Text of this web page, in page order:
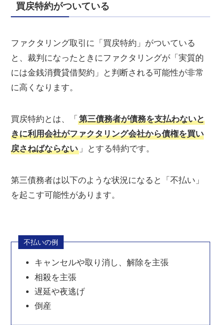
買戻特約がついている
ファクタリング取引に「買戻特約」がついている
と、裁判になったときにファクタリングが「実質的
には金銭消費貸借契約」と判断される可能性が非常
に高くなります。
買戻特約とは、「第三債務者が債務を支払わないと
きに利用会社がファクタリング会社から債権を買い
戻さねばならない 」とする特約です。
第三債務者は以下のような状況になると「不払い」
を起こす可能性があります。
不払いの例
キャンセルや取り消し、解除を主張
相殺を主張
遅延や夜逃げ
倒産